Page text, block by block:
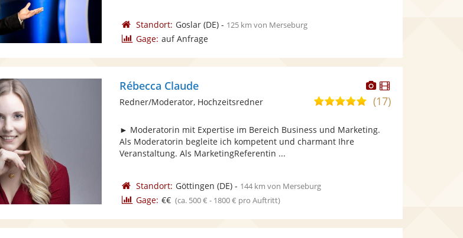
Standort: Goslar(DE)- 125 km von Merseburg
Gage: auf Anfrage
Dieser
Künstler
stellt
bereit.
Dieser
Künstler
Rébecca Claude
5,0
5
(17)
Redner/Moderator, Hochzeitsredner
► Moderatorin mit Expertise im Bereich Business und Marketing.
Als Moderatorin begleite ich kompetent und charmant Ihre
Veranstaltung. Als MarketingReferentin ...
Standort: Göttingen (DE)- 144 km von Merseburg
Gage: €€ (ca. 500 € - 1800 € pro Auftritt)